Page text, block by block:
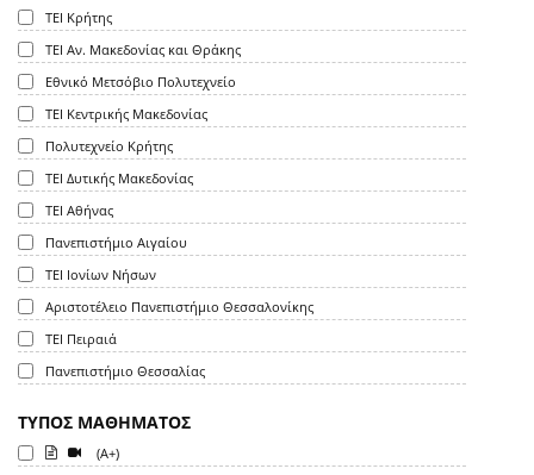
ΤΕΙ Κρήτης
ΤΕΙ Αν. Μακεδονίας και Θράκης
Εθνικό Μετσόβιο Πολυτεχνείο
ΤΕΙ Κεντρικής Μακεδονίας
Πολυτεχνείο Κρήτης
ΤΕΙ Δυτικής Μακεδονίας
ΤΕΙ Αθήνας
Πανεπιστήμιο Αιγαίου
ΤΕΙ Ιονίων Νήσων
Αριστοτέλειο Πανεπιστήμιο Θεσσαλονίκης
ΤΕΙ Πειραιά
Πανεπιστήμιο Θεσσαλίας
ΤΥΠΟΣ ΜΑΘΗΜΑΤΟΣ
(A+)